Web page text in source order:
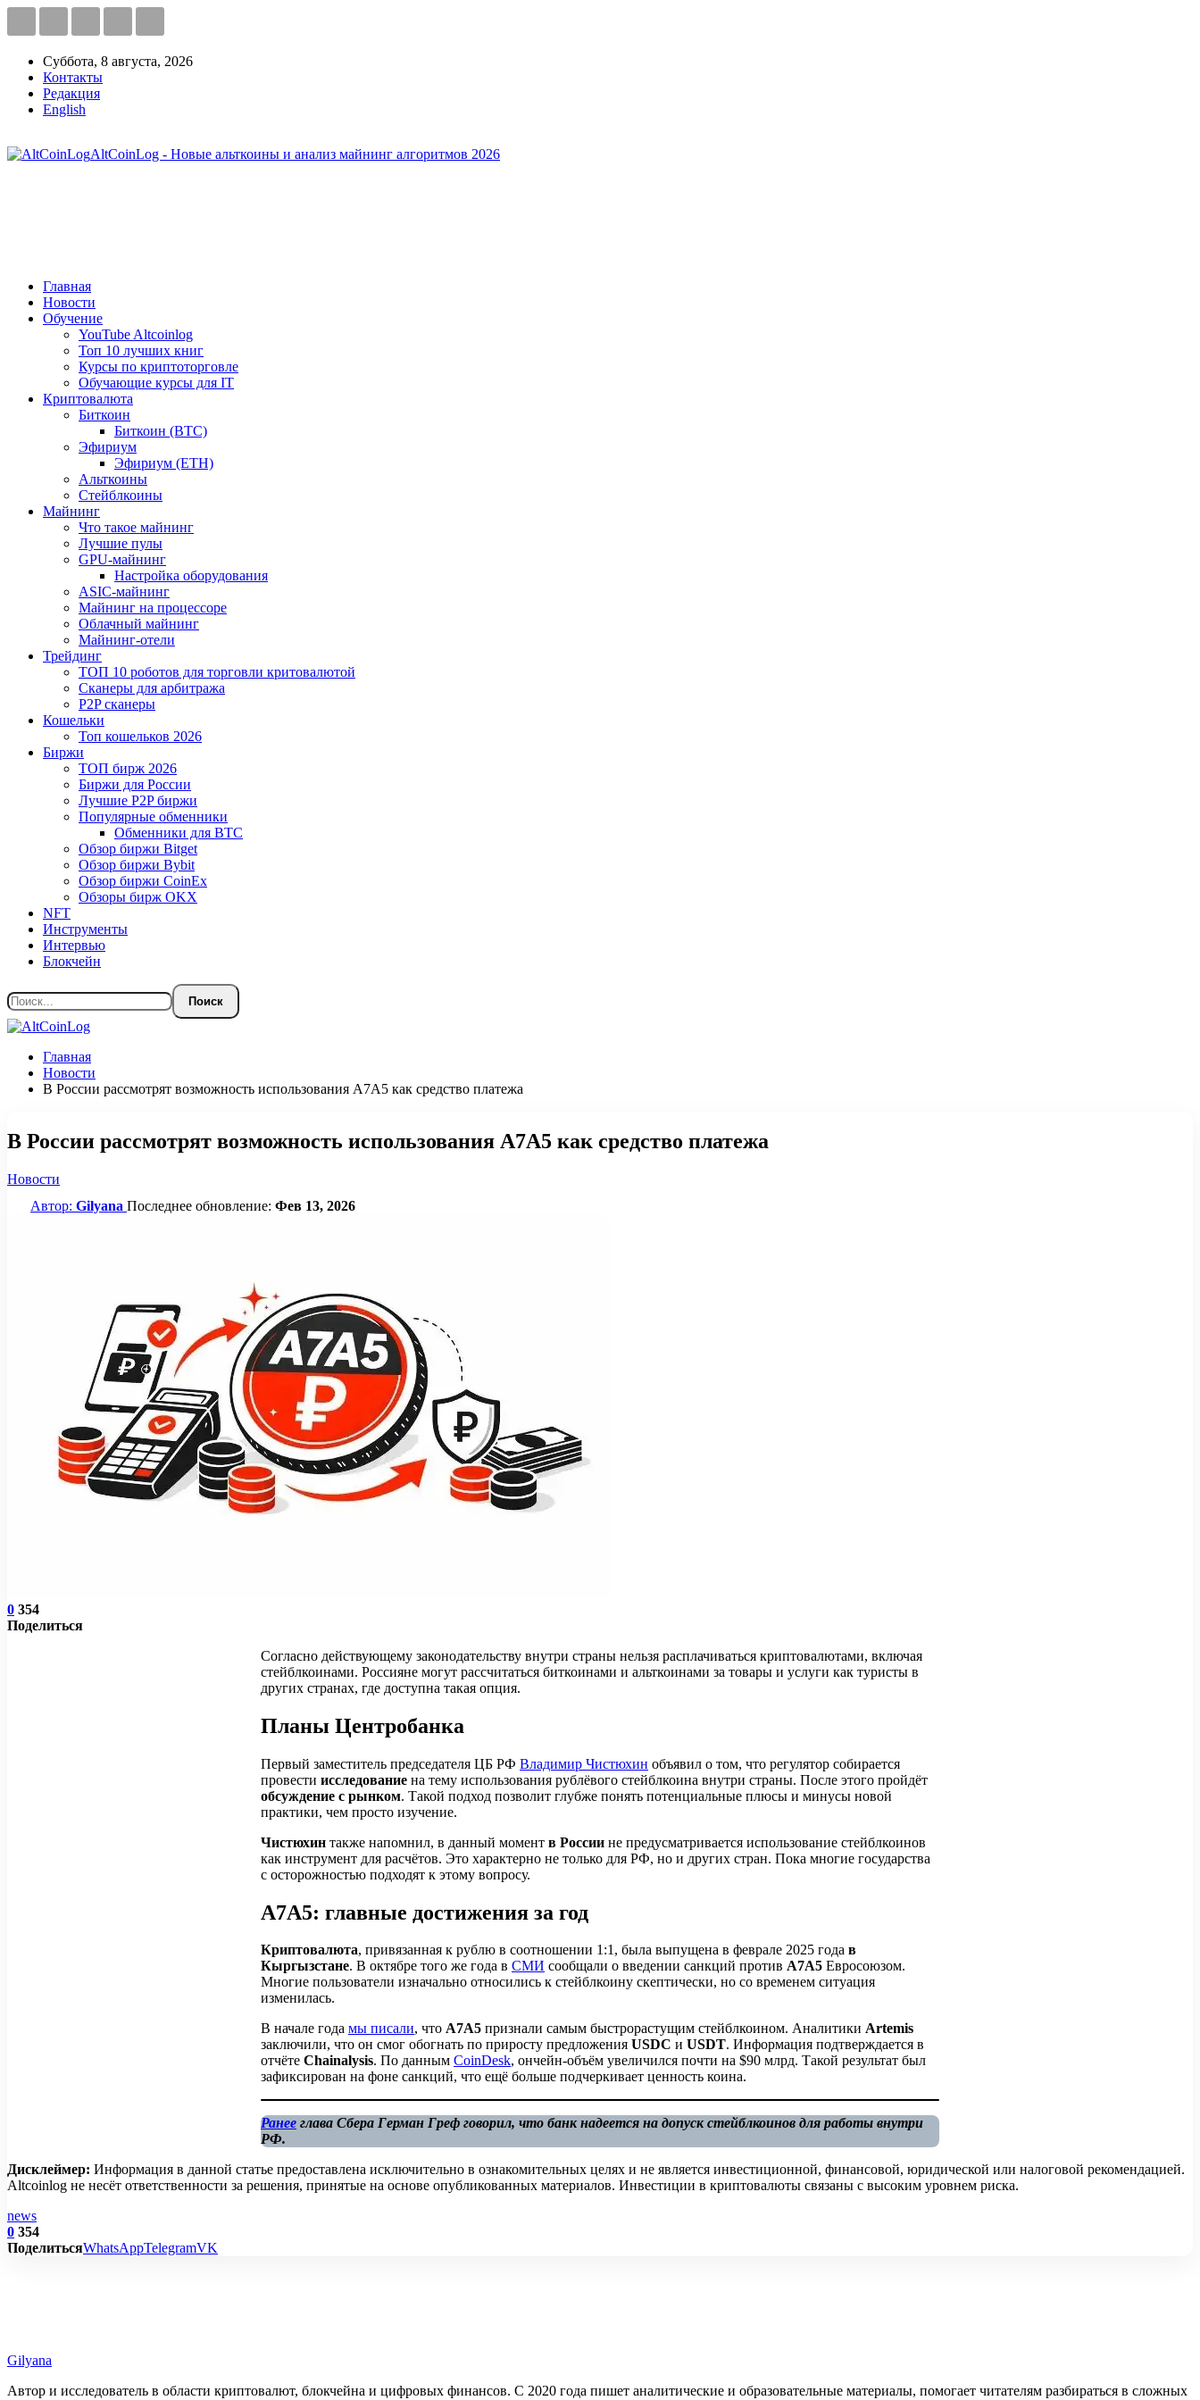
Суббота, 8 августа, 2026
Контакты
Редакция
English
AltCoinLog - Новые альткоины и анализ майнинг алгоритмов 2026
Главная
Новости
Обучение
YouTube Altcoinlog
Топ 10 лучших книг
Курсы по криптоторговле
Обучающие курсы для IT
Криптовалюта
Биткоин
Биткоин (BTC)
Эфириум
Эфириум (ETH)
Альткоины
Стейблкоины
Майнинг
Что такое майнинг
Лучшие пулы
GPU-майнинг
Настройка оборудования
ASIC-майнинг
Майнинг на процессоре
Облачный майнинг
Майнинг-отели
Трейдинг
ТОП 10 роботов для торговли критовалютой
Сканеры для арбитража
P2P сканеры
Кошельки
Топ кошельков 2026
Биржи
ТОП бирж 2026
Биржи для России
Лучшие P2P биржи
Популярные обменники
Обменники для BTC
Обзор биржи Bitget
Обзор биржи Bybit
Обзор биржи CoinEx
Обзоры бирж OKX
NFT
Инструменты
Интервью
Блокчейн
Главная
Новости
В России рассмотрят возможность использования А7А5 как средство платежа
В России рассмотрят возможность использования А7А5 как средство платежа
Новости
Автор: Gilyana Последнее обновление: Фев 13, 2026
0 354
Поделиться
Согласно действующему законодательству внутри страны нельзя расплачиваться криптовалютами, включая
стейблкоинами. Россияне могут рассчитаться биткоинами и альткоинами за товары и услуги как туристы в
других странах, где доступна такая опция.
Планы Центробанка
Первый заместитель председателя ЦБ РФ Владимир Чистюхин объявил о том, что регулятор собирается
провести исследование на тему использования рублёвого стейблкоина внутри страны. После этого пройдёт
обсуждение с рынком. Такой подход позволит глубже понять потенциальные плюсы и минусы новой
практики, чем просто изучение.
Чистюхин также напомнил, в данный момент в России не предусматривается использование стейблкоинов
как инструмент для расчётов. Это характерно не только для РФ, но и других стран. Пока многие государства
с осторожностью подходят к этому вопросу.
А7А5: главные достижения за год
Криптовалюта, привязанная к рублю в соотношении 1:1, была выпущена в феврале 2025 года в
Кыргызстане. В октябре того же года в СМИ сообщали о введении санкций против А7А5 Евросоюзом.
Многие пользователи изначально относились к стейблкоину скептически, но со временем ситуация
изменилась.
В начале года мы писали, что А7А5 признали самым быстрорастущим стейблкоином. Аналитики Artemis
заключили, что он смог обогнать по приросту предложения USDC и USDT. Информация подтверждается в
отчёте Chainalysis. По данным CoinDesk, ончейн-объём увеличился почти на $90 млрд. Такой результат был
зафиксирован на фоне санкций, что ещё больше подчеркивает ценность коина.
Ранее глава Сбера Герман Греф говорил, что банк надеется на допуск стейблкоинов для работы внутри
РФ.
Дисклеймер: Информация в данной статье предоставлена исключительно в ознакомительных целях и не является инвестиционной, финансовой, юридической или налоговой рекомендацией.
Altcoinlog не несёт ответственности за решения, принятые на основе опубликованных материалов. Инвестиции в криптовалюты связаны с высоким уровнем риска.
news
0 354
ПоделитьсяWhatsAppTelegramVK
Gilyana
Автор и исследователь в области криптовалют, блокчейна и цифровых финансов. С 2020 года пишет аналитические и образовательные материалы, помогает читателям разбираться в сложных